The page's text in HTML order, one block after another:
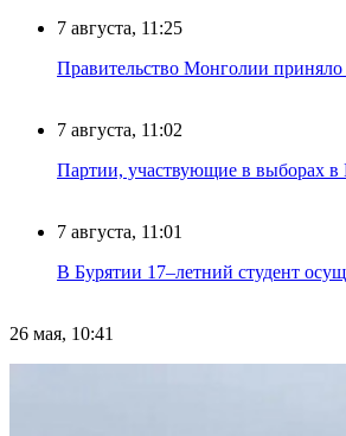
7 августа, 11:25
Правительство Монголии
7 августа, 11:02
Партии, участвующие в выборах в
7 августа, 11:01
В Бурятии 17–летний студент
26 мая, 10:41